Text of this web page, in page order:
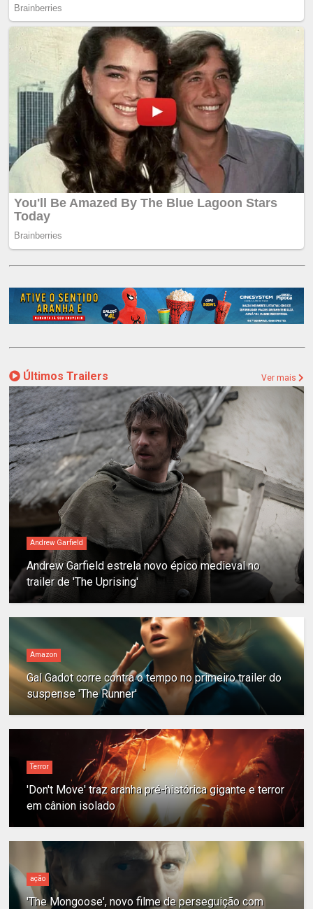
Últimos Trailers Ver mais
Andrew Garfield
Andrew Garfield estrela novo épico medieval no
trailer de 'The Uprising'
Amazon
Gal Gadot corre contra o tempo no primeiro trailer do
suspense 'The Runner'
Terror
'Don't Move' traz aranha pré-histórica gigante e terror
em cânion isolado
ação
'The Mongoose', novo filme de perseguição com